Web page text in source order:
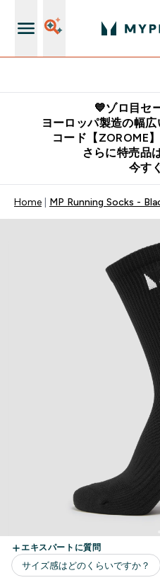
💙ゾロ目セ
ヨーロッパ製造の幅
コード【ZOROME
さらに特売品
今す
Home MP Running Socks -